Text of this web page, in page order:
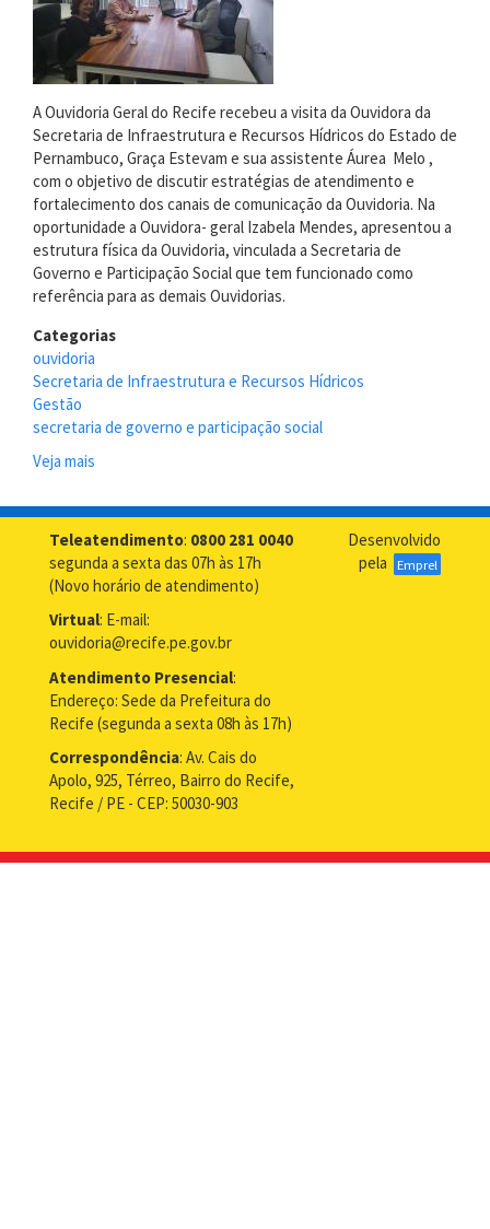
A Ouvidoria Geral do Recife recebeu a visita da Ouvidora da
Secretaria de Infraestrutura e Recursos Hídricos do Estado de
Pernambuco, Graça Estevam e sua assistente Áurea Melo ,
com o objetivo de discutir estratégias de atendimento e
fortalecimento dos canais de comunicação da Ouvidoria. Na
oportunidade a Ouvidora- geral Izabela Mendes, apresentou a
estrutura física da Ouvidoria, vinculada a Secretaria de
Governo e Participação Social que tem funcionado como
referência para as demais Ouvidorias.
Categorias
ouvidoria
Secretaria de Infraestrutura e Recursos Hídricos
Gestão
secretaria de governo e participação social
Veja mais
de
Infraestrutura
e
Recursos
de
PE
visita
Ouvidoria
Geral
do
Recife
Teleatendimento: 0800 281 0040
segunda a sexta das 07h às 17h
(Novo horário de atendimento)
Virtual: E-mail:
ouvidoria@recife.pe.gov.br
Atendimento Presencial:
Endereço: Sede da Prefeitura do
Recife (segunda a sexta 08h às 17h)
Correspondência: Av. Cais do
Apolo, 925, Térreo, Bairro do Recife,
Recife / PE - CEP: 50030-903
Desenvolvido
pela
Emprel